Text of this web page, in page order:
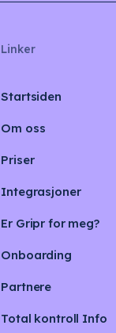
Linker
Startsiden
Om oss
Priser
Integrasjoner
Er Gripr for meg?
Onboarding
Partnere
Total kontroll Info